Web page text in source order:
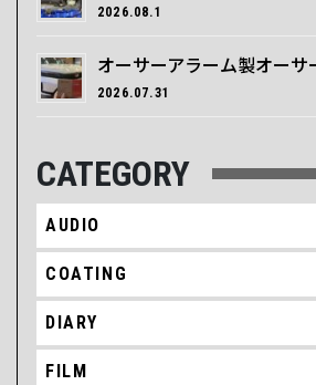
2026.08.1
オーサーアラーム製オーサ
2026.07.31
CATEGORY
AUDIO
COATING
DIARY
FILM